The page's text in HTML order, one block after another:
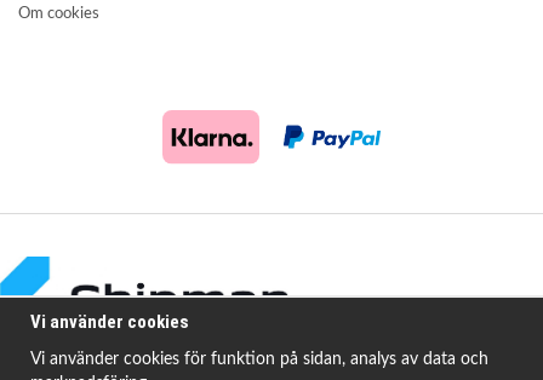
Om cookies
Vi använder cookies
Vi använder cookies för funktion på sidan, analys av data och